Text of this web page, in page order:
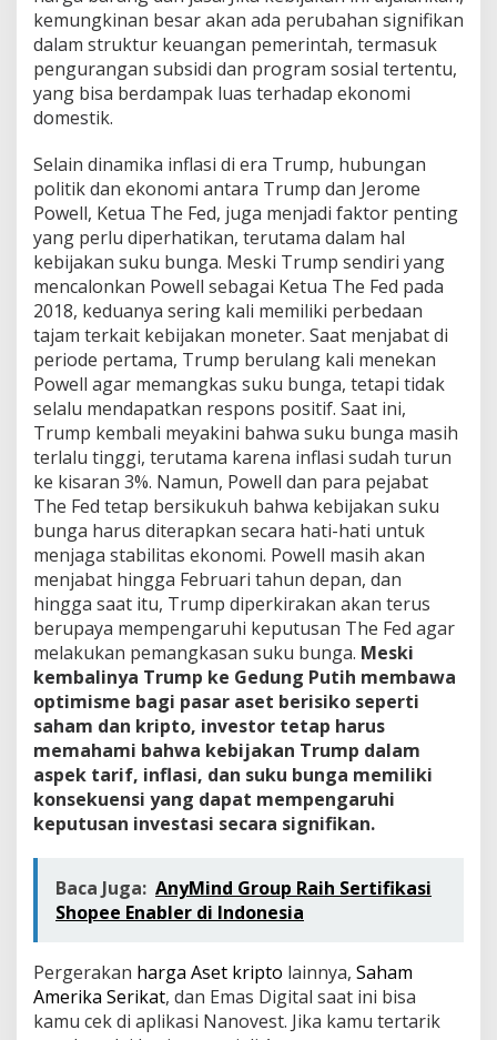
kemungkinan besar akan ada perubahan signifikan
dalam struktur keuangan pemerintah, termasuk
pengurangan subsidi dan program sosial tertentu,
yang bisa berdampak luas terhadap ekonomi
domestik.
Selain dinamika inflasi di era Trump, hubungan
politik dan ekonomi antara Trump dan Jerome
Powell, Ketua The Fed, juga menjadi faktor penting
yang perlu diperhatikan, terutama dalam hal
kebijakan suku bunga. Meski Trump sendiri yang
mencalonkan Powell sebagai Ketua The Fed pada
2018, keduanya sering kali memiliki perbedaan
tajam terkait kebijakan moneter. Saat menjabat di
periode pertama, Trump berulang kali menekan
Powell agar memangkas suku bunga, tetapi tidak
selalu mendapatkan respons positif. Saat ini,
Trump kembali meyakini bahwa suku bunga masih
terlalu tinggi, terutama karena inflasi sudah turun
ke kisaran 3%. Namun, Powell dan para pejabat
The Fed tetap bersikukuh bahwa kebijakan suku
bunga harus diterapkan secara hati-hati untuk
menjaga stabilitas ekonomi. Powell masih akan
menjabat hingga Februari tahun depan, dan
hingga saat itu, Trump diperkirakan akan terus
berupaya mempengaruhi keputusan The Fed agar
melakukan pemangkasan suku bunga. Meski
kembalinya Trump ke Gedung Putih membawa
optimisme bagi pasar aset berisiko seperti
saham dan kripto, investor tetap harus
memahami bahwa kebijakan Trump dalam
aspek tarif, inflasi, dan suku bunga memiliki
konsekuensi yang dapat mempengaruhi
keputusan investasi secara signifikan.
Baca Juga: AnyMind Group Raih Sertifikasi
Shopee Enabler di Indonesia
Pergerakan harga Aset kripto lainnya, Saham
Amerika Serikat, dan Emas Digital saat ini bisa
kamu cek di aplikasi Nanovest. Jika kamu tertarik